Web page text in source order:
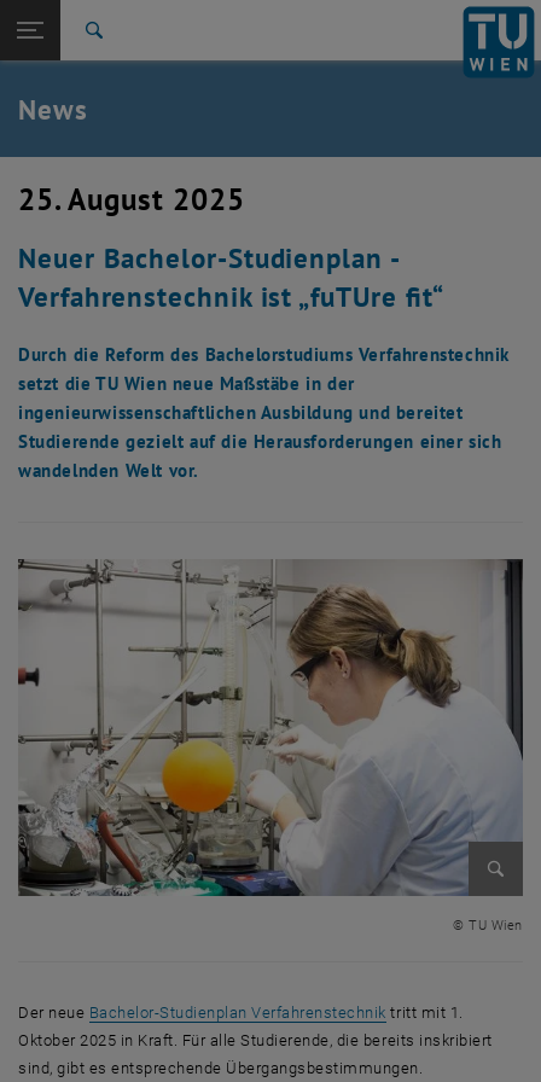
TU Login
Quicklinks
Quicklinks-Menü umschalten
Studium
Zurück: Subseiten von TU Wien auflisten
Zurück zur letzten Ebene:
TU Wien
Aktuelles
Ausgezeichnetes
Mitteilungsblätter
, öffnet eine externe URL in einem neuen Fenster
Mitteilungsblätter
News
25. August 2025
Neuer Bachelor-Studienplan -
Verfahrenstechnik ist „fuTUre fit“
Durch die Reform des Bachelorstudiums Verfahrenstechnik
setzt die TU Wien neue Maßstäbe in der
ingenieurwissenschaftlichen Ausbildung und bereitet
Studierende gezielt auf die Herausforderungen einer sich
wandelnden Welt vor.
© TU Wien
Der neue Bachelor-Studienplan Verfahrenstechnik, öffnet eine externe
tritt mit 1.
Oktober 2025 in Kraft. Für alle Studierende, die bereits inskribiert
sind, gibt es entsprechende Übergangsbestimmungen.